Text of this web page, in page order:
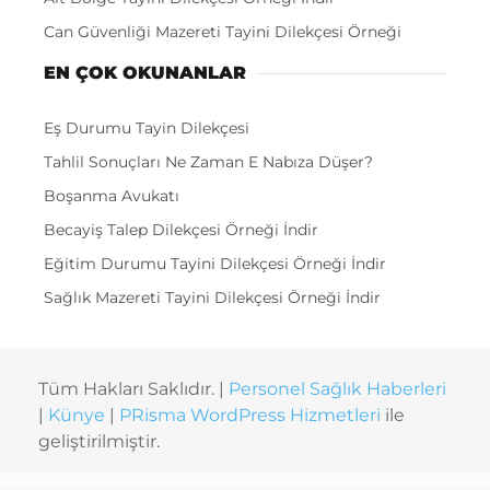
Can Güvenliği Mazereti Tayini Dilekçesi Örneği
EN ÇOK OKUNANLAR
Eş Durumu Tayin Dilekçesi
Tahlil Sonuçları Ne Zaman E Nabıza Düşer?
Boşanma Avukatı
Becayiş Talep Dilekçesi Örneği İndir
Eğitim Durumu Tayini Dilekçesi Örneği İndir
Sağlık Mazereti Tayini Dilekçesi Örneği İndir
Tüm Hakları Saklıdır. | Personel Sağlık Haberleri
Künye PRisma WordPress Hizmetleri ile
geliştirilmiştir.